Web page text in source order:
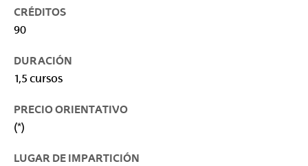
CRÉDITOS
90
DURACIÓN
1,5 cursos
PRECIO ORIENTATIVO
(*)
LUGAR DE IMPARTICIÓN